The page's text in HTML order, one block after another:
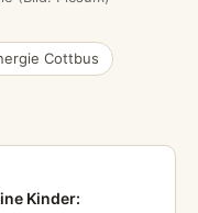
Cottbus
Kinder: